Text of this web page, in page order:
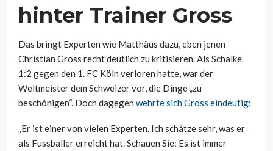
hinter Trainer Gross
Das bringt Experten wie Matthäus dazu, eben jenen
Christian Gross recht deutlich zu kritisieren. Als Schalke
1:2 gegen den 1. FC Köln verloren hatte, war der
Weltmeister dem Schweizer vor, die Dinge „zu
beschönigen“. Doch dagegen wehrte sich Gross eindeutig:
„Er ist einer von vielen Experten. Ich schätze sehr, was er
als Fussballer erreicht hat. Schauen Sie: Es ist immer